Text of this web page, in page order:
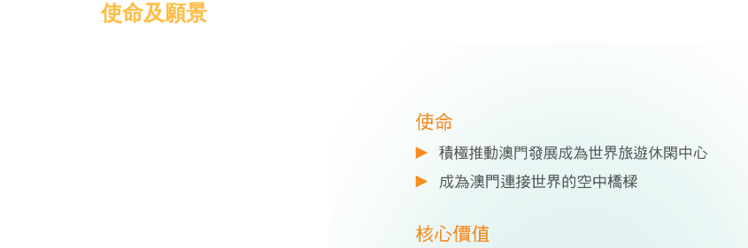
使命及願景